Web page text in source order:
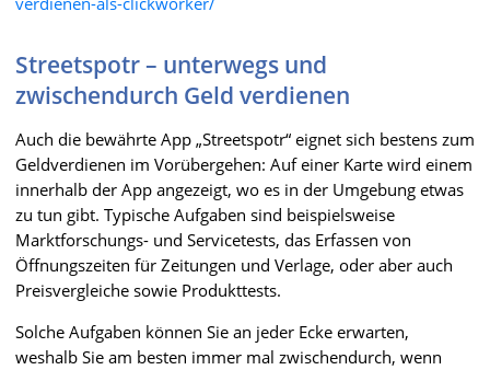
Streetspotr – unterwegs und
zwischendurch Geld verdienen
Auch die bewährte App „Streetspotr“ eignet sich bestens zum
Geldverdienen im Vorübergehen: Auf einer Karte wird einem
innerhalb der App angezeigt, wo es in der Umgebung etwas
zu tun gibt. Typische Aufgaben sind beispielsweise
Marktforschungs- und Servicetests, das Erfassen von
Öffnungszeiten für Zeitungen und Verlage, oder aber auch
Preisvergleiche sowie Produkttests.
Solche Aufgaben können Sie an jeder Ecke erwarten,
weshalb Sie am besten immer mal zwischendurch, wenn